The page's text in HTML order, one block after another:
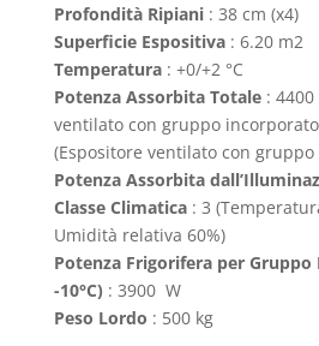
Profondità Ripiani: 38 cm (x4)
Superficie Espositiva: 6.20 m2
Temperatura : +0/+2 °C
Potenza Assorbita Totale: 4400
ventilato con gruppo
(Espositore ventilato con gruppo
Potenza Assorbita
Classe Climatica : 3
Umidità relativa 60%)
Potenza Frigorifera per Gruppo
-10°C) : 3900 W
Peso Lordo : 500 kg